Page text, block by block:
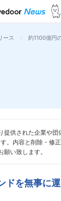
ース > 約1100億円
提供された企業や
。内容と削除・修正
願い致します。
ドを無事に